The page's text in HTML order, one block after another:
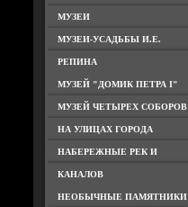
МУЗЕИ
МУЗЕИ-УСАДЬБЫ И.Е.
РЕПИНА
МУЗЕЙ "ДОМИК ПЕТРА I"
МУЗЕЙ ЧЕТЫРЕХ СОБОРОВ
НА УЛИЦАХ ГОРОДА
НАБЕРЕЖНЫЕ РЕК И
КАНАЛОВ
НЕОБЫЧНЫЕ ПАМЯТНИКИ